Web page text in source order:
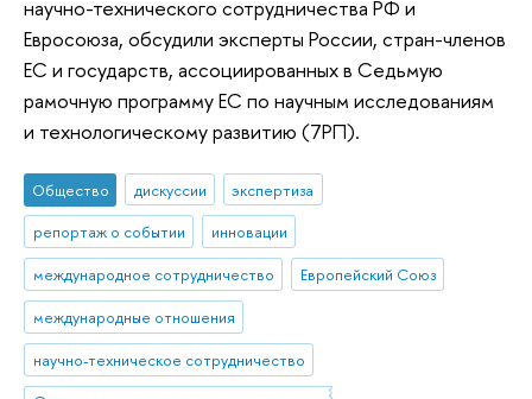
научно-технического сотрудничества РФ и
Евросоюза, обсудили эксперты России, стран-членов
ЕС и государств, ассоциированных в Седьмую
рамочную программу ЕС по научным исследованиям
и технологическому развитию (7РП).
Общество дискуссии
экспертиза
репортаж о событии
инновации
международное сотрудничество
Европейский Союз
международные отношения
научно-техническое сотрудничество